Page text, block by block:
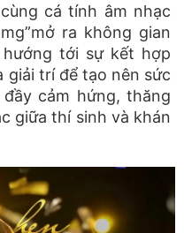
cá tính âm nhạc
ra không gian
tới sự kết hợp
giải trí để tạo nên sức
cảm hứng, thăng
giữa thí sinh và khán